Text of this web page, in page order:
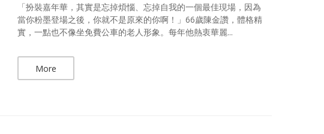
「扮裝嘉年華，其實是忘掉煩惱、忘掉自我的一個最佳現場，因為
當你粉墨登場之後，你就不是原來的你啊！」66歲陳金讚，體格精
實，一點也不像坐免費公車的老人形象。每年他熱衷華麗...
More